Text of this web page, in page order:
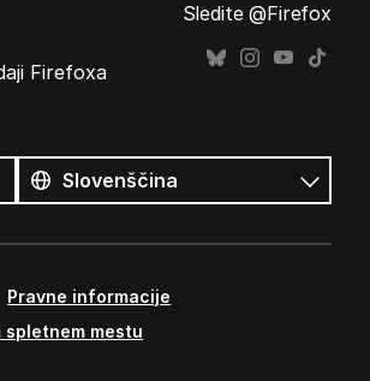
Firefoxa
Sledite @Firefox
jeziki
Jezik
Pravne informacije
spletnem mestu